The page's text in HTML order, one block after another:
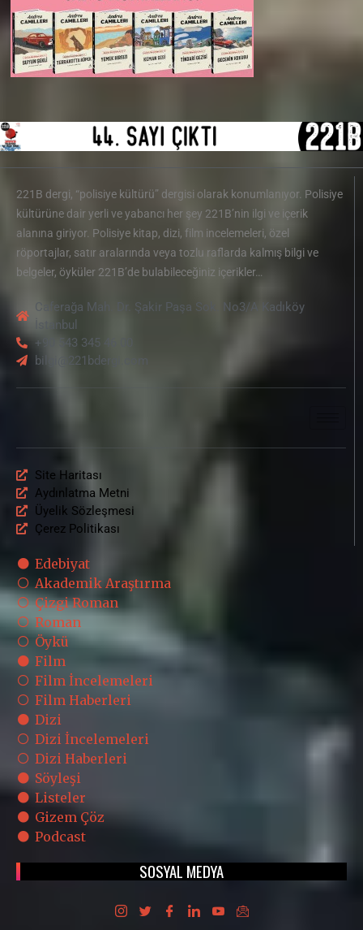
221B dergi, “polisiye kültürü” dergisi olarak konumlanıyor. Polisiye
kültürüne dair yerli ve yabancı her şey 221B’nin ilgi ve içerik
alanına giriyor. Polisiye kitap, dizi, film incelemeleri, özel
röportajlar, satır aralarında veya tozlu raflarda kalmış bilgi ve
belgeler, öyküler 221B’de bulabileceğiniz içerikler…
Caferağa Mah. Dr. Şakir Paşa Sok. No3/A Kadıköy
İstanbul
+90 543 345 46 00
bilgi@221bdergi.com
Site Haritası
Aydınlatma Metni
Üyelik Sözleşmesi
Çerez Politikası
Edebiyat
Akademik Araştırma
Çizgi Roman
Roman
Öykü
Film
Film İncelemeleri
Film Haberleri
Dizi
Dizi İncelemeleri
Dizi Haberleri
Söyleşi
Listeler
Gizem Çöz
Podcast
SOSYAL MEDYA